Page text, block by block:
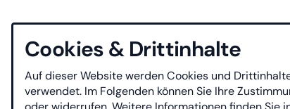
Cookies & Drittinhalte
Auf dieser Website werden Cookies und
verwendet. Im Folgenden können Sie Ihre